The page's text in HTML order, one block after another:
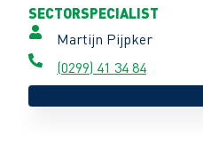
SECTORSPECIALIST
Martijn Pijpker
(0299) 41 34 84